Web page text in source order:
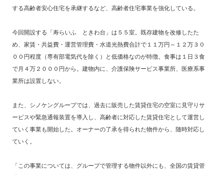
する高齢者安心住宅を承継するなど、高齢者住宅事業を強化している。
今回開設する「寿らいふ ときわ台」は５５室。既存建物を改修したた
め、家賃・共益費・運営管理費・水道光熱費合計で１１万円～１２万３０
００円程度（専有部電気代を除く）と低価格なのが特徴。食事は１日３食
で月４万２０００円から。建物内に、介護保険サービス事業所、医療系事
業所は設置しない。
また、シノケングループでは、過去に販売した賃貸住宅の空室に見守りサ
ービスや緊急通報装置を導入し、高齢者に対応した賃貸住宅として運営し
ていく事業も開始した。オーナーの了承を得られた物件から、随時対応し
ていく。
「この事業については、グループで管理する物件以外にも、全国の賃貸管